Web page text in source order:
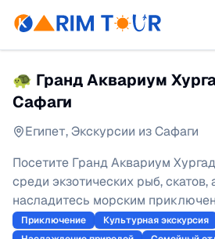
🐢 Гранд Аквариум
Сафаги
Египет,Экскурсии из Сафаги
Посетите Гранд Аквариум
среди экзотических рыб, скатов,
насладитесь морским
Приключение
Культурная экскурсия